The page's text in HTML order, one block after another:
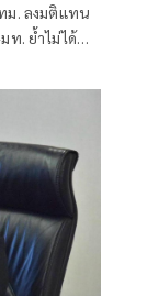
ม. ลงมติแทน
ท. ย้ำไม่ได้